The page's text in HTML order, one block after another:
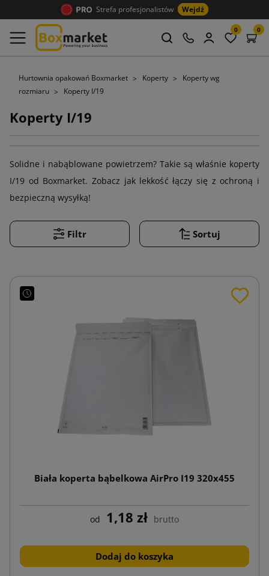
Strefa profesjonalistów Wejdź
0 0
Hurtownia opakowań Boxmarket Koperty
Koperty wg
rozmiaru
Koperty I/19
Koperty I/19
Solidne i nabąblowane powietrzem? Takie są właśnie koperty
I/19 od Boxmarket. Zobacz jak lekkość łączy się z ochroną i
bezpieczną wysyłką!
Filtr Sortuj
Biała koperta bąbelkowa AirPro I19 320x455
od 1,18 zł brutto
Dodaj do koszyka